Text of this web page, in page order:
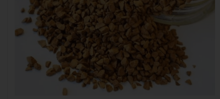
خروج از
حساب
کاربری